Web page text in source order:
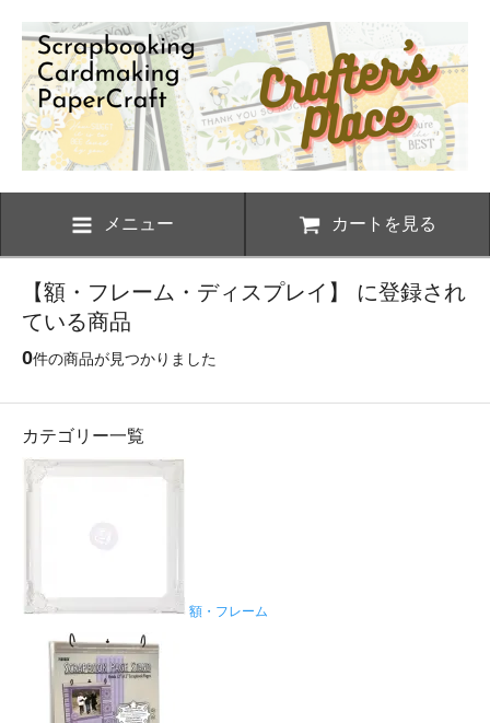
メニュー カートを見る
【額・フレーム・ディスプレイ】 に登録され
ている商品
0件の商品が見つかりました
カテゴリー一覧
額・フレーム